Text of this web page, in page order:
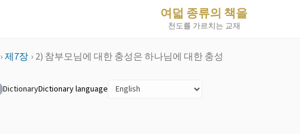
여덟 종류의 책을
천도를 가르치는 교재
›제7장 › 2) 참부모님에 대한 충성은 하나님에 대한 충성
DictionaryDictionary language